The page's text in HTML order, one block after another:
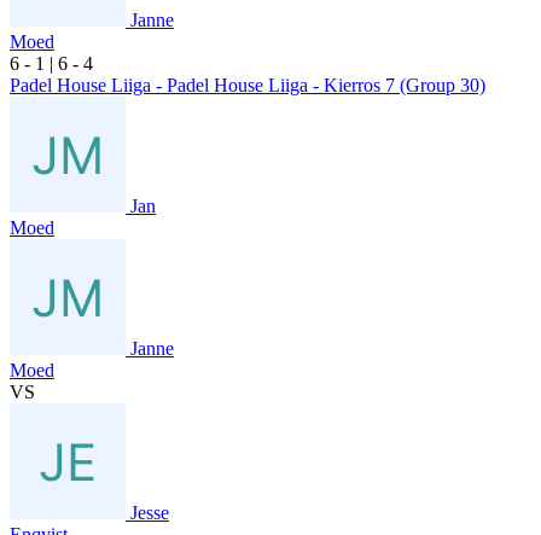
Janne
Moed
6 - 1 | 6 - 4
Padel House Liiga - Padel House Liiga - Kierros 7 (Group 30)
Jan
Moed
Janne
Moed
VS
Jesse